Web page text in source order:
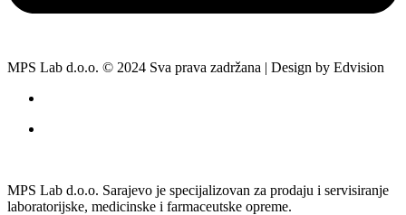
MPS Lab d.o.o. © 2024 Sva prava zadržana | Design by Edvision
MPS Lab d.o.o. Sarajevo je specijalizovan za prodaju i servisiranje
laboratorijske, medicinske i farmaceutske opreme.